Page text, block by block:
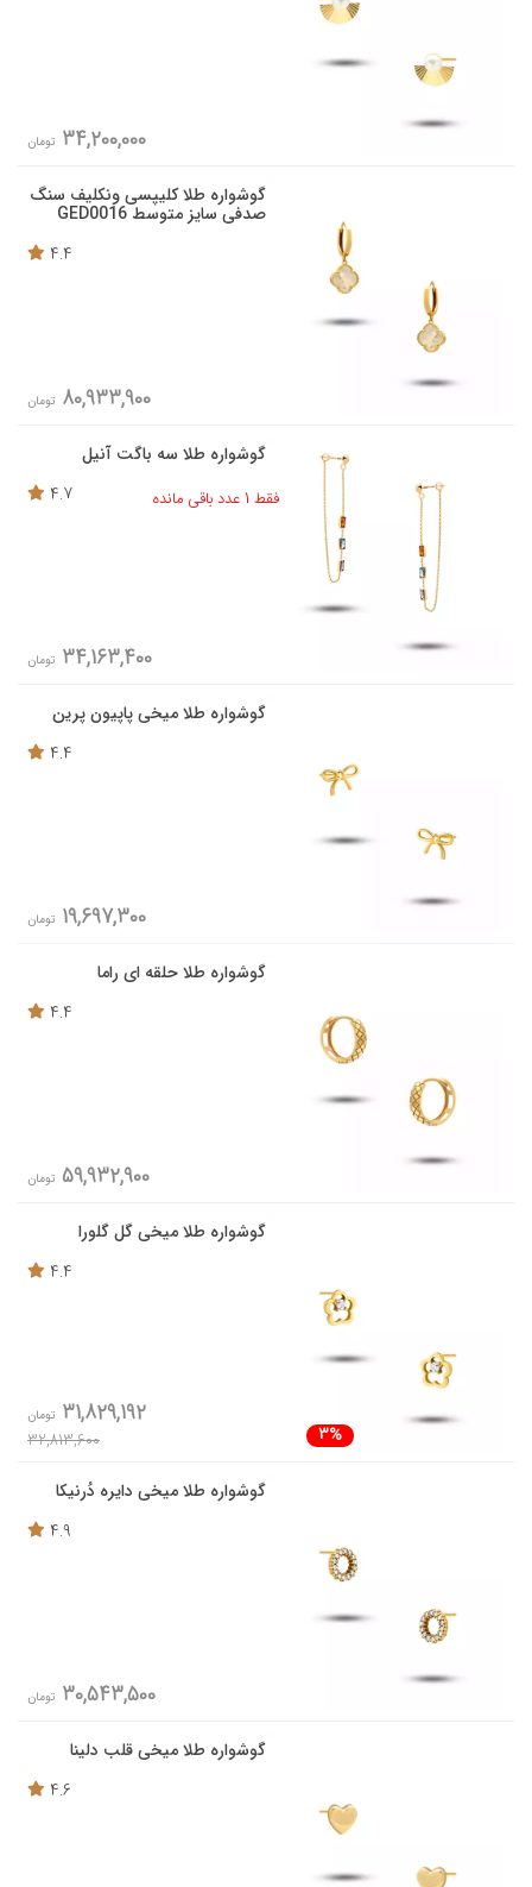
34,200,000 تومان
گوشواره طلا کلیپسی ونکلیف سنگ
صدفی سایز متوسط GED0016
4.4
80,933,900 تومان
گوشواره طلا سه باگت آنیل
فقط 1 عدد باقی مانده
4.7
34,163,400 تومان
گوشواره طلا میخی پاپیون پرین
4.4
19,697,300 تومان
گوشواره طلا حلقه ای راما
4.4
59,932,900 تومان
گوشواره طلا میخی گل گلورا
4.4
3%
31,829,192 تومان
32,813,600
گوشواره طلا میخی دایره دُرنیکا
4.9
30,543,500 تومان
گوشواره طلا میخی قلب دلینا
4.6